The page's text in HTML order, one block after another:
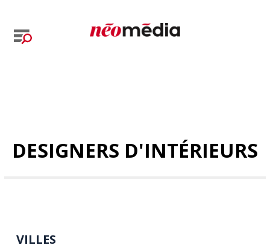
DESIGNERS D'INTÉRIEURS
VILLES